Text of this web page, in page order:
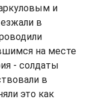
и
в
на месте
- солдаты
в
это как